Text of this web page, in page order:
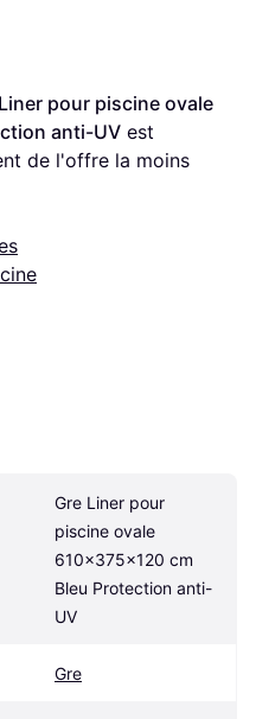
pour piscine ovale
anti-UV
de l'offre la moins
Gre Liner pour
piscine ovale
610x375x120 cm
Bleu Protection anti-
UV
Gre